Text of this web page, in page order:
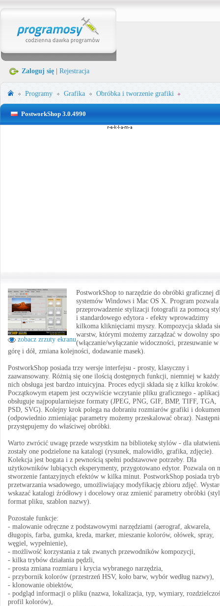
Zaloguj się Rejestracja
Programy Grafika Obróbka i tworzenie grafiki
PostworkShop 3.0.4990
zobacz zrzuty ekranu
PostworkShop to narzędzie do obróbki graficznej
systemów Windows i Mac OS X. Program pozwala
przeprowadzenie stylizacji fotografii za pomocą
i standardowego edytora - efekty wprowadzimy
kilkoma kliknięciami myszy. Kompozycja składa
warstw, którymi możemy zarządzać w dowolny
(włączanie/wyłączanie widoczności, przesuwanie w
górę i dół, zmiana kolejności, dodawanie masek).
PostworkShop posiada trzy wersje interfejsu - prosty, klasyczny i
zaawansowany. Różnią się one ilością dostępnych funkcji, niemniej w
nich obsługa jest bardzo intuicyjna. Proces edycji składa się z kilku kroków.
Początkowym etapem jest oczywiście wczytanie pliku graficznego -
obsługuje najpopularniejsze formaty (JPEG, PNG, GIF, BMP, TIFF, TGA,
PSD, SVG). Kolejny krok polega na dobraniu rozmiarów grafiki i
(odpowiednio zmieniając parametry możemy przeskalować obraz).
przystępujemy do właściwej obróbki.
Warto zwrócić uwagę przede wszystkim na bibliotekę stylów - dla
zostały one podzielone na katalogi (rysunek, malowidło, grafika, zdjęcie).
Kolekcja jest bogata i z pewnością spełni podstawowe potrzeby. Dla
użytkowników lubiących eksperymenty, przygotowano edytor. Pozwala on
stworzenie fantazyjnych efektów w kilka minut. PostworkShop posiada tryb
przetwarzania wsadowego, umożliwiający modyfikację zbioru zdjęć.
wskazać katalogi źródłowy i docelowy oraz zmienić parametry obróbki
format pliku, szablon nazwy).
Pozostałe funkcje:
- malowanie odręczne z podstawowymi narzędziami (aerograf, akwarela,
długopis, farba, gumka, kreda, marker, mieszanie kolorów, ołówek, spray,
węgiel, wypełnienie),
- możliwość korzystania z tak zwanych przewodników kompozycji,
- kilka trybów działania pędzli,
- prosta zmiana rozmiaru i krycia wybranego narzędzia,
- przybornik kolorów (przestrzeń HSV, koło barw, wybór według nazwy),
- klonowanie obiektów,
- podgląd informacji o pliku (nazwa, lokalizacja, typ, wymiary,
profil kolorów),